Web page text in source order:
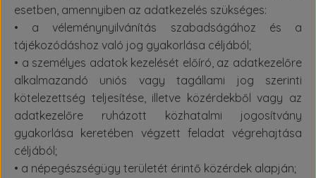
esetben, amennyiben az adatkezelés szükséges:
• a véleménynyilvánítás szabadságához és a
tájékozódáshoz való jog gyakorlása céljából;
• a személyes adatok kezelését előíró, az adatkezelőre
alkalmazandó uniós vagy tagállami jog szerinti
kötelezettség teljesítése, illetve közérdekből vagy az
adatkezelőre ruházott közhatalmi jogosítvány
gyakorlása keretében végzett feladat végrehajtása
céljából;
• a népegészségügy területét érintő közérdek alapján;